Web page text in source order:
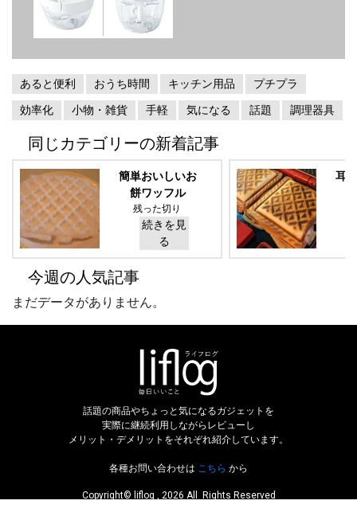
あると便利 おうち時間 キッチン用品 プチプラ
効率化 小物・雑貨 手軽 気になる 話題 調理器具
同じカテゴリーの新着記事
簡単おいしいお
餅ワッフル
残った切り
餅でサクサ
クのお餅ワ
ッフル！
続きを見
る
耳
今週の人気記事
まだデータがありません。
話題の商品やちょっと気になるガジェットを
実際に継続利用しながらレビューし
メリット・デメリットをそれぞれ紹介しています。
各種お問い合わせは こちら から
Copyright© liflog , 2026 All Rights Reserved